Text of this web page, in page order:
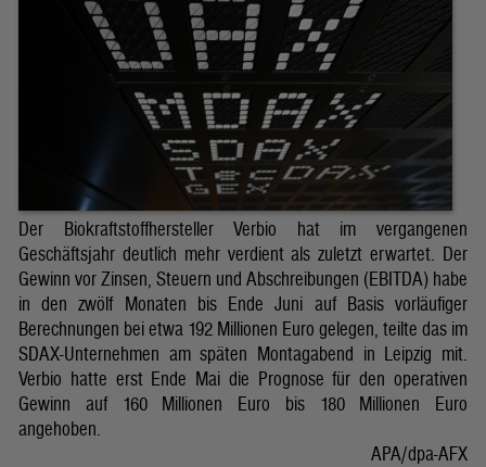
Der Biokraftstoffhersteller Verbio hat im vergangenen
Geschäftsjahr deutlich mehr verdient als zuletzt erwartet. Der
Gewinn vor Zinsen, Steuern und Abschreibungen (EBITDA) habe
in den zwölf Monaten bis Ende Juni auf Basis vorläufiger
Berechnungen bei etwa 192 Millionen Euro gelegen, teilte das im
SDAX-Unternehmen am späten Montagabend in Leipzig mit.
Verbio hatte erst Ende Mai die Prognose für den operativen
Gewinn auf 160 Millionen Euro bis 180 Millionen Euro
angehoben.
APA/dpa-AFX